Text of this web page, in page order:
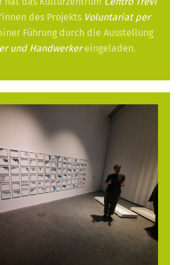
des Projekts Voluntariat per
Führung durch die Ausstellung
und Handwerkereingeladen.